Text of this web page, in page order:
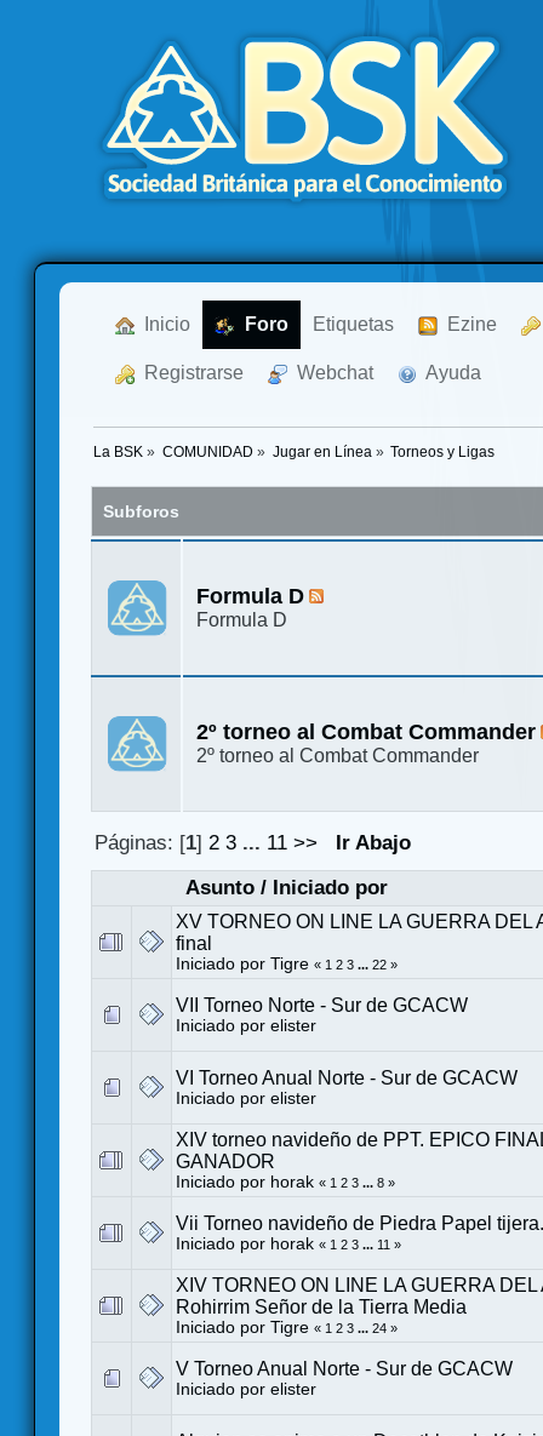
Inicio Foro Etiquetas Ezine
Registrarse Webchat Ayuda
La BSK » COMUNIDAD » Jugar en Línea » Torneos y Ligas
Subforos
Formula D
Formula D
2º torneo al Combat Commander
2º torneo al Combat Commander
Páginas: [1]2 3 ... 11 >>
Ir Abajo
Asunto/ Iniciado por
XV TORNEO ON LINE LA GUERRA DEL
final
Iniciado por Tigre « 1 2 3 ... 22 »
VII Torneo Norte - Sur de GCACW
Iniciado por elister
VI Torneo Anual Norte - Sur de GCACW
Iniciado por elister
XIV torneo navideño de PPT. EPICO
GANADOR
Iniciado por horak « 1 2 3 ... 8 »
Vii Torneo navideño de Piedra Papel
Iniciado por horak « 1 2 3 ... 11 »
XIV TORNEO ON LINE LA GUERRA DEL
Rohirrim Señor de la Tierra Media
Iniciado por Tigre « 1 2 3 ... 24 »
V Torneo Anual Norte - Sur de GCACW
Iniciado por elister